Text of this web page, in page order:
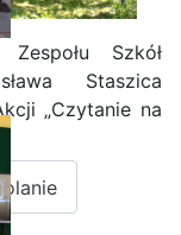
Szkół
Staszica
„Czytanie na